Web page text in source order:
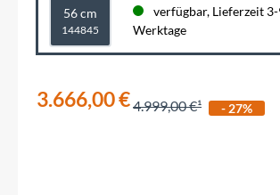
56 cm
144845
verfügbar, Lieferzeit
Werktage
3.666,00 €4.999,00 € - 27%